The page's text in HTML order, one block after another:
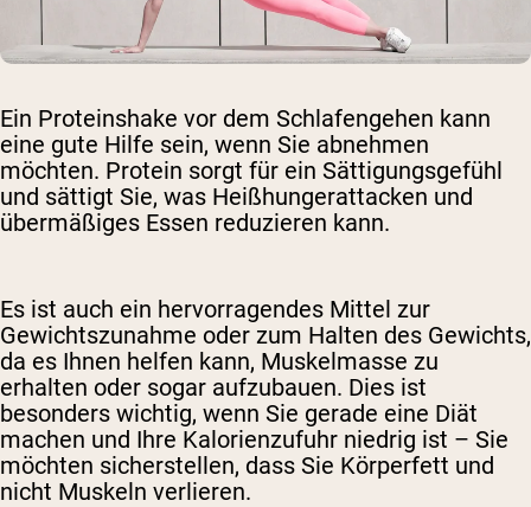
Ein Proteinshake vor dem Schlafengehen kann
eine gute Hilfe sein, wenn Sie abnehmen
möchten. Protein sorgt für ein Sättigungsgefühl
und sättigt Sie, was Heißhungerattacken und
übermäßiges Essen reduzieren kann.
Es ist auch ein hervorragendes Mittel zur
Gewichtszunahme oder zum Halten des Gewichts,
da es Ihnen helfen kann, Muskelmasse zu
erhalten oder sogar aufzubauen. Dies ist
besonders wichtig, wenn Sie gerade eine Diät
machen und Ihre Kalorienzufuhr niedrig ist – Sie
möchten sicherstellen, dass Sie Körperfett und
nicht Muskeln verlieren.